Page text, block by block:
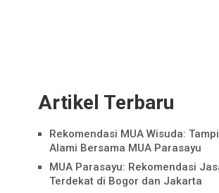
Artikel Terbaru
Rekomendasi MUA Wisuda:
Alami Bersama MUA Parasayu
MUA Parasayu: Rekomendasi
Terdekat di Bogor dan Jakarta